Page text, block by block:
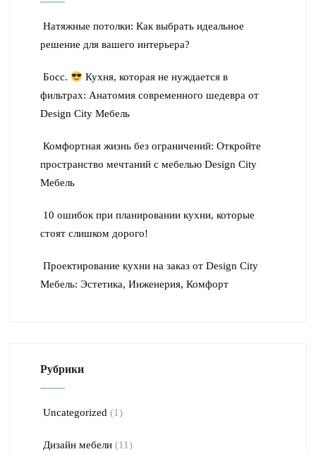
Натяжные потолки: Как выбрать идеальное
решение для вашего интерьера?
Босс.
Кухня, которая не нуждается в
фильтрах: Анатомия современного шедевра от
Design City Мебель
Комфортная жизнь без ограничений: Откройте
пространство мечтаний с мебелью Design City
Мебель
10 ошибок при планировании кухни, которые
стоят слишком дорого!
Проектирование кухни на заказ от Design City
Мебель: Эстетика, Инженерия, Комфорт
Рубрики
Uncategorized (1)
Дизайн мебели(11)